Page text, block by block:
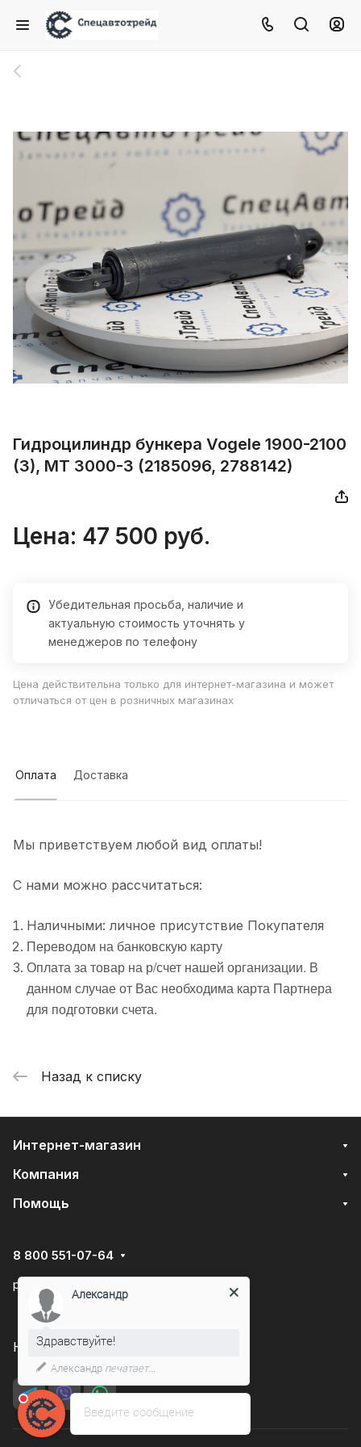
Гидроцилиндр бункера Vogele 1900-2100
(3), MT 3000-3 (2185096, 2788142)
Цена: 47 500 руб.
Убедительная просьба, наличие и
актуальную стоимость уточнять у
менеджеров по телефону
Цена действительна только для интернет-магазина и может
отличаться от цен в розничных магазинах
Оплата Доставка
Мы приветствуем любой вид оплаты!
С нами можно рассчитаться:
Наличными: личное присутствие Покупателя
Переводом на банковскую карту
Оплата за товар на р/счет нашей организации. В
данном случае от Вас необходима карта Партнера
для подготовки счета.
Назад к списку
Интернет-магазин
Компания
Помощь
8 800 551-07-64
podarovdr@specautotrade.pro
Нижний Новгород, Чаадаева д.10к
Введите сообщение
Александр
Здравствуйте!
Александр печатает...